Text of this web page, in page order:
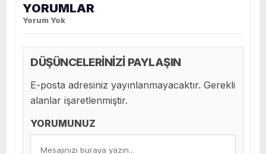
YORUMLAR
Yorum Yok
DÜŞÜNCELERİNİZİ PAYLAŞIN
E-posta adresiniz yayınlanmayacaktır. Gerekli
alanlar işaretlenmiştir.
YORUMUNUZ